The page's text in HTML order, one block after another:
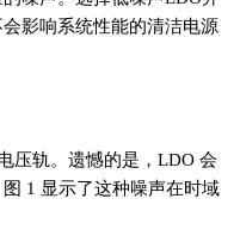
影响系统性能的清洁电源
压轨。遗憾的是，LDO 会
1 显示了这种噪声在时域